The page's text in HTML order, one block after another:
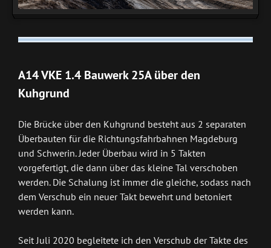
A14 VKE 1.4 Bauwerk 25A über den
Kuhgrund
Die Brücke über den Kuhgrund besteht aus 2 separaten
Überbauten für die Richtungsfahrbahnen Magdeburg
und Schwerin. Jeder Überbau wird in 5 Takten
vorgefertigt, die dann über das kleine Tal verschoben
werden. Die Schalung ist immer die gleiche, sodass nach
dem Verschub ein neuer Takt bewehrt und betoniert
werden kann.
Seit Juli 2020 begleitete ich den Verschub der Takte des